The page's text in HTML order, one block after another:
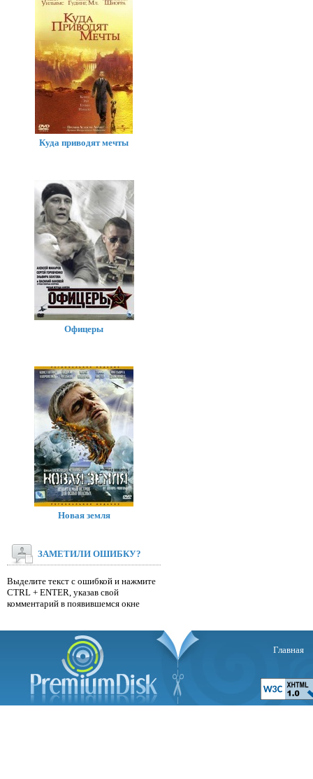
Куда приводят мечты
Офицеры
Новая земля
ЗАМЕТИЛИ ОШИБКУ?
Выделите текст с ошибкой и нажмите
CTRL + ENTER, указав свой
комментарий в появившемся окне
Главная